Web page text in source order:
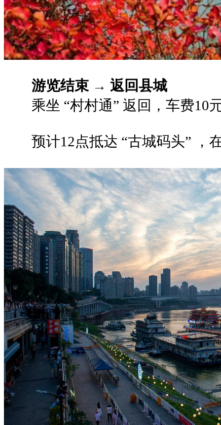
游览结束 → 返回县城
乘坐 “村村通” 返回，车费10
预计12点抵达 “古城码头” ，